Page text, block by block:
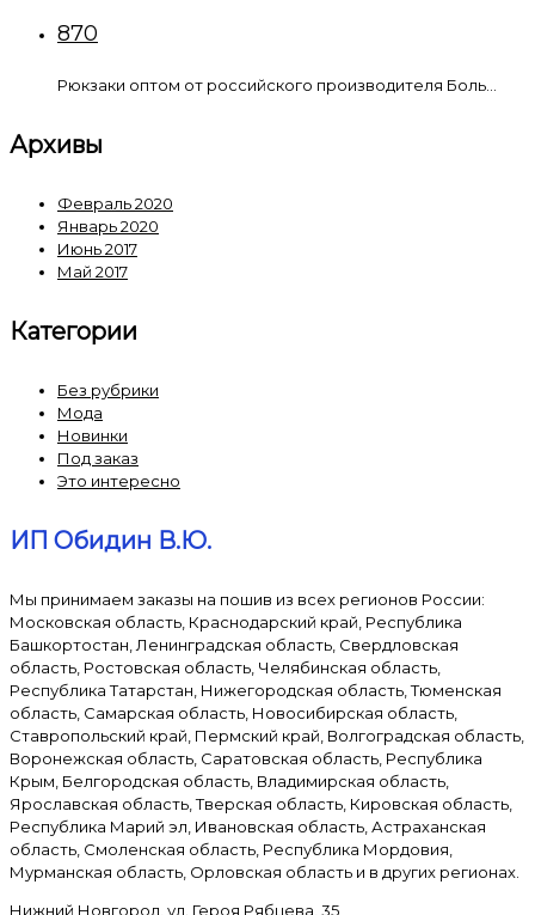
870
Рюкзаки оптом от российского производителя Боль...
Архивы
Февраль 2020
Январь 2020
Июнь 2017
Май 2017
Категории
Без рубрики
Мода
Новинки
Под заказ
Это интересно
ИП Обидин В.Ю.
Мы принимаем заказы на пошив из всех регионов России:
Московская область, Краснодарский край, Республика
Башкортостан, Ленинградская область, Свердловская
область, Ростовская область, Челябинская область,
Республика Татарстан, Нижегородская область, Тюменская
область, Самарская область, Новосибирская область,
Ставропольский край, Пермский край, Волгоградская область,
Воронежская область, Саратовская область, Республика
Крым, Белгородская область, Владимирская область,
Ярославская область, Тверская область, Кировская область,
Республика Марий эл, Ивановская область, Астраханская
область, Смоленская область, Республика Мордовия,
Мурманская область, Орловская область и в других регионах.
Нижний Новгород, ул. Героя Рябцева, 35